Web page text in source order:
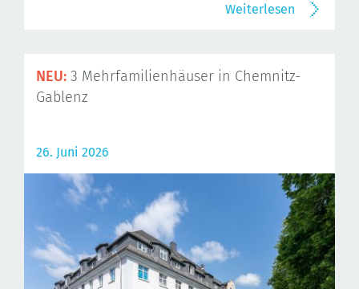
Weiterlesen
NEU: 3 Mehrfamilienhäuser in Chemnitz-
Gablenz
26. Juni 2026